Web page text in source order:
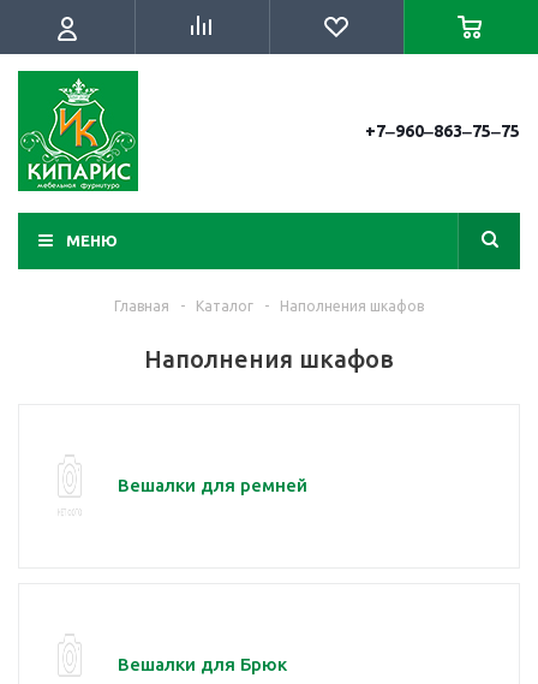
+7‒960‒863‒75‒75
МЕНЮ
Главная - Каталог - Наполнения шкафов
Наполнения шкафов
Вешалки для ремней
Вешалки для Брюк